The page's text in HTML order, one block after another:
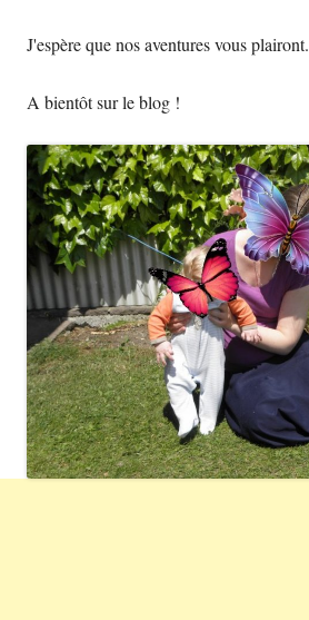
J'espère que nos aventures vous plairont.
A bientôt sur le blog !